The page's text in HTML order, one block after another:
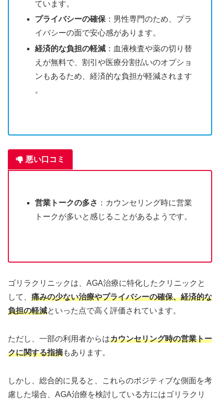
ています​​。
プライバシーの確保：男性専門のため、プラ
イバシーの面で安心感があります​​。
経済的な負担の軽減 ：血液検査や薬の切り替
えが無料で、割引や医療分割払いのオプショ
ンもあるため、経済的な負担が軽減されます​​
。
悪い口コミ
営業トークの多さ ：カウンセリング時に営業
トークが多いと感じることがあるようです。
ゴリラクリニックは、AGA治療に特化したクリニックと
して、 痛みの少ない治療やプライバシーの確保、経済的な
負担の軽減といった点で高く評価されています。
ただし、一部の利用者からはカウンセリング時の営業トー
クに関する指摘もあります。
しかし、総合的に見ると、これらのポジティブな側面を考
慮した場合、AGA治療を検討している方にはゴリラクリ